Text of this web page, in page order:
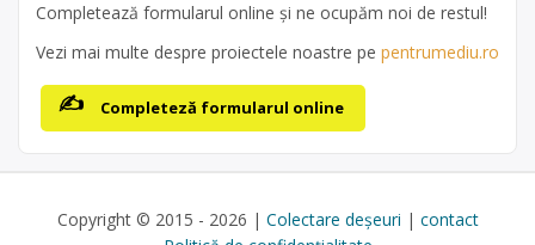
Completează formularul online și ne ocupăm noi de restul!
Vezi mai multe despre proiectele noastre pe pentrumediu.ro
Completeză formularul online
Copyright © 2015 - 2026 | Colectare deșeuri | contact